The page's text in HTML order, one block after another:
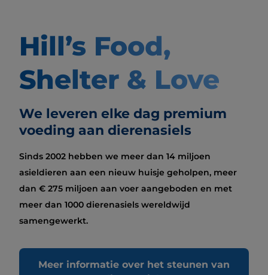
Hill’s Food,
Shelter & Love
We leveren elke dag premium
voeding aan dierenasiels
Sinds 2002 hebben we meer dan 14 miljoen
asieldieren aan een nieuw huisje geholpen, meer
dan € 275 miljoen aan voer aangeboden en met
meer dan 1000 dierenasiels wereldwijd
samengewerkt.
Meer informatie over het steunen van